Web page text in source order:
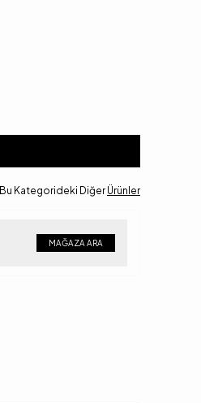
Bu Kategorideki Diğer Ürünler
MAĞAZA ARA